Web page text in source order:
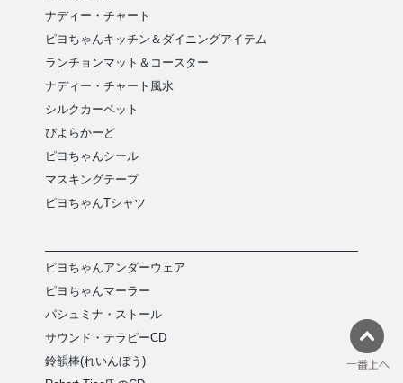
ナディー・チャート
ピヨちゃんキッチン＆ダイニングアイテム
ランチョンマット＆コースター
ナディー・チャート風水
シルクカーペット
ぴよらかーど
ピヨちゃんシール
マスキングテープ
ピヨちゃんTシャツ
ピヨちゃんアンダーウェア
ピヨちゃんマーラー
パシュミナ・ストール
サウンド・テラピーCD
鈴韻棒(れいんぼう)